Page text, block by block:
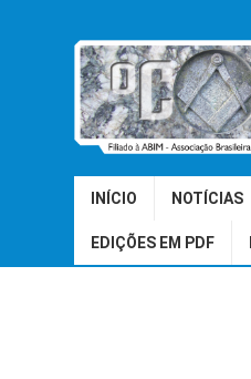
INÍCIO NOTÍCIAS
EDIÇÕES EM PDF